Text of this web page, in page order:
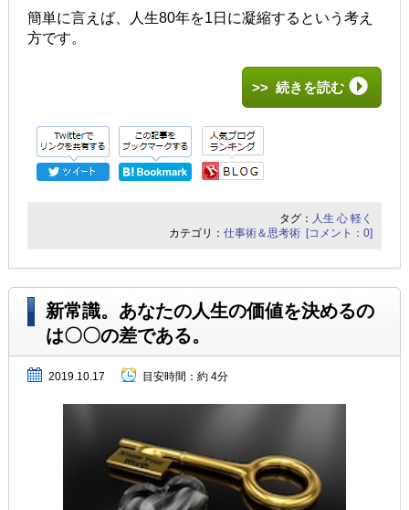
簡単に言えば、
人生80年を1日に凝縮するという考え
方です。
>> 続きを読む
タグ： 人生 心 軽く
カテゴリ：仕事術＆思考術 [コメント：0]
新常識。あなたの人生の価値を決めるの
は〇〇の差である。
2019.10.17 目安時間： 約 4分